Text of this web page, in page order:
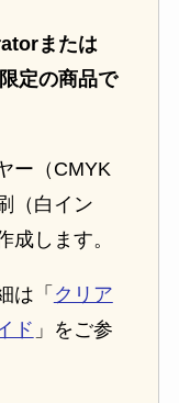
または
定の商品で
ー（CMYK
（白イン
成します。
は「 クリア
ド 」をご参